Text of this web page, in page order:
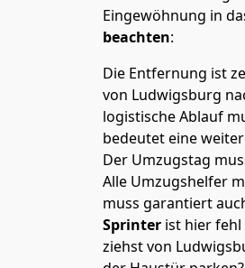
Eingewöhnung in
beachten:
Die Entfernung ist
von Ludwigsburg
logistische Ablauf
bedeutet eine
Der Umzugstag
Alle Umzugshelfer
muss garantiert
Sprinter ist hier fehl
ziehst von